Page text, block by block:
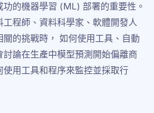
的機器學習 (ML) 部署的重要性。
程師、資料科學家、軟體開發人
的挑戰時， 如何使用工具、自動
論在生產中模型預測開始偏離商
用工具和程序來監控並採取行